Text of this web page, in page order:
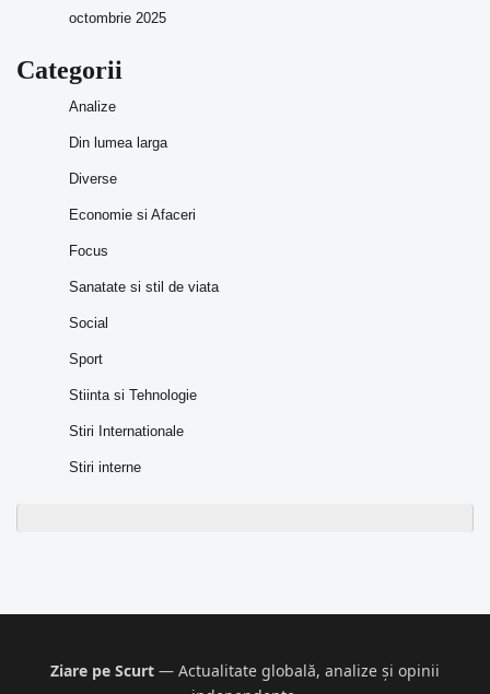
octombrie 2025
Categorii
Analize
Din lumea larga
Diverse
Economie si Afaceri
Focus
Sanatate si stil de viata
Social
Sport
Stiinta si Tehnologie
Stiri Internationale
Stiri interne
Ziare pe Scurt — Actualitate globală, analize și opinii